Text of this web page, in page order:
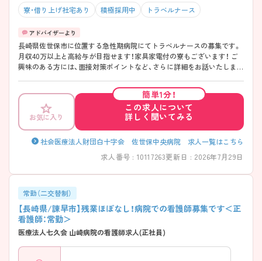
寮・借り上げ社宅あり 積極採用中 トラベルナース
長崎県佐世保市に位置する急性期病院にてトラベルナースの募集です。
月収40万以上と高給与が目指せます！家具家電付の寮もございます！ ご
興味のある方には、面接対策ポイントなど、さらに詳細をお話いたします
お気に入り
簡単1分！
この求人について
詳しく聞いてみる
社会医療法人財団白十字会 佐世保中央病院 求人一覧はこちら
求人番号 : 10117263更新日 : 2026年7月29日
常勤（二交替制）
【長崎県/諌早市】残業ほぼなし！病院での看護師募集です＜正
看護師：常勤＞
医療法人七久会 山崎病院の看護師求人(正社員)